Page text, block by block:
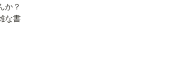
か？
な書